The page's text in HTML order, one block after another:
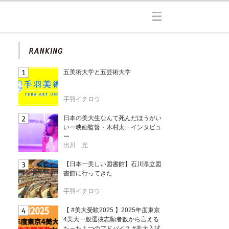
五美術大学と五芸術大学
手羽イチロウ
日本の美大生なんて死んだほうがい
いー映画監督・木村太一インタビュ
ー
出川 光
【日本一美しい図書館】石川県立図
書館に行ってきた
手羽イチロウ
【 #美大受験2025 】2025年度東京
4美大一般選抜志願者数から言える